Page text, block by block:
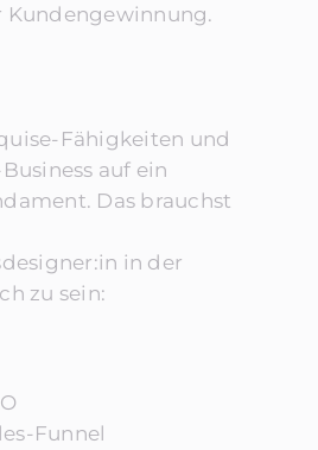
Kundengewinnung.
Fähigkeiten und
auf ein
Das brauchst
in der
zu sein:
Funnel